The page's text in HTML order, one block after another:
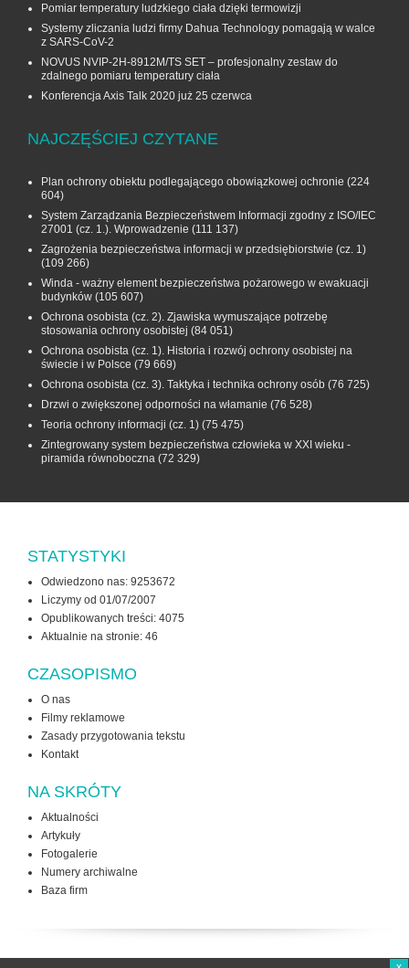
Pomiar temperatury ludzkiego ciała dzięki termowizji
Systemy zliczania ludzi firmy Dahua Technology pomagają w walce
z SARS-CoV-2
NOVUS NVIP-2H-8912M/TS SET – profesjonalny zestaw do
zdalnego pomiaru temperatury ciała
Konferencja Axis Talk 2020 już 25 czerwca
NAJCZĘŚCIEJ CZYTANE
Plan ochrony obiektu podlegającego obowiązkowej ochronie (224
604)
System Zarządzania Bezpieczeństwem Informacji zgodny z ISO/IEC
27001 (cz. 1.). Wprowadzenie (111 137)
Zagrożenia bezpieczeństwa informacji w przedsiębiorstwie (cz. 1)
(109 266)
Winda - ważny element bezpieczeństwa pożarowego w ewakuacji
budynków (105 607)
Ochrona osobista (cz. 2). Zjawiska wymuszające potrzebę
stosowania ochrony osobistej (84 051)
Ochrona osobista (cz. 1). Historia i rozwój ochrony osobistej na
świecie i w Polsce (79 669)
Ochrona osobista (cz. 3). Taktyka i technika ochrony osób (76 725)
Drzwi o zwiększonej odporności na włamanie (76 528)
Teoria ochrony informacji (cz. 1) (75 475)
Zintegrowany system bezpieczeństwa człowieka w XXI wieku -
piramida równoboczna (72 329)
STATYSTYKI
Odwiedzono nas: 9253672
Liczymy od 01/07/2007
Opublikowanych treści: 4075
Aktualnie na stronie: 46
CZASOPISMO
O nas
Filmy reklamowe
Zasady przygotowania tekstu
Kontakt
NA SKRÓTY
Aktualności
Artykuły
Fotogalerie
Numery archiwalne
Baza firm